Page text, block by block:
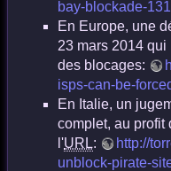
bay-blockade-
En Europe, une
23 mars 2014
des blocages:
isps-can-be-
En Italie, un
complet, au profit
l'URL:
http://
unblock-pirate-